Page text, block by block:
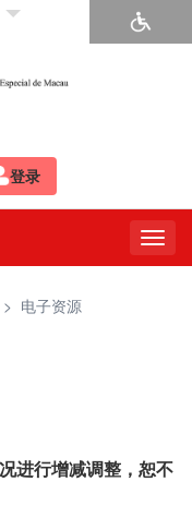
登录
> 电子资源
进行增减调整，恕不